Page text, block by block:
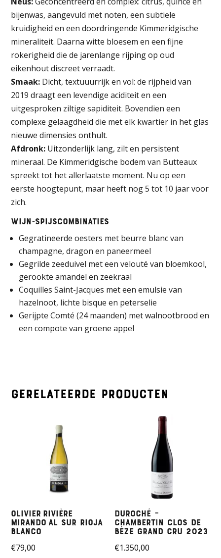
bijenwas, aangevuld met noten, een subtiele
kruidigheid en een doordringende Kimmeridgische
mineraliteit. Daarna witte bloesem en een fijne
rokerigheid die de jarenlange rijping op oud
eikenhout discreet verraadt.
Smaak: Dicht, textuuurrijk en vol: de rijpheid van
2019 draagt een levendige aciditeit en een
uitgesproken ziltige sapiditeit. Bovendien een
complexe gelaagdheid die met elk kwartier in het glas
nieuwe dimensies onthult.
Afdronk: Uitzonderlijk lang, zilt en persistent
mineraal. De Kimmeridgische bodem van Butteaux
spreekt tot het allerlaatste moment. Nu op een
eerste hoogtepunt, maar heeft nog 5 tot 10 jaar voor
zich.
Wijn-spijscombinaties
Gegratineerde oesters met beurre blanc van
champagne, dragon en paneermeel
Gegrilde zeeduivel met een velouté van bloemkool,
gerookte amandel en zeekraal
Coquilles Saint-Jacques met een emulsie van
hazelnoot, lichte bisque en peterselie
Gerijpte Comté (24 maanden) met walnootbrood en
een compote van groene appel
Gerelateerde producten
Olivier Rivière
Mirando al Sur Rioja
Blanco
€79,00
Duroché –
Chambertin Clos de
Bèze Grand Cru 2023
€1.350,00